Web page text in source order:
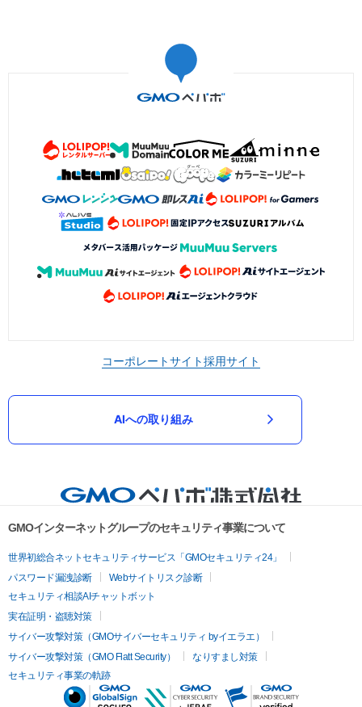
コーポレートサイト採用サイト
AIへの取り組み
GMOインターネットグループのセキュリティ事業について
世界初総合ネットセキュリティサービス「GMOセキュリティ24」
パスワード漏洩診断
Webサイトリスク診断
セキュリティ相談AIチャットボット
実在証明・盗聴対策
サイバー攻撃対策（GMOサイバーセキュリティ byイエラエ）
サイバー攻撃対策（GMO Flatt Security）
なりすまし対策
セキュリティ事業の軌跡